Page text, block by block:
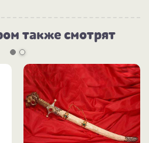
также смотрят